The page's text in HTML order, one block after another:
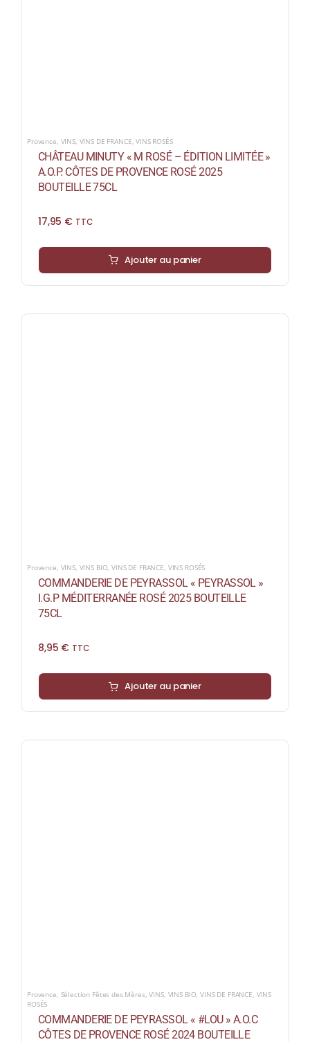
Provence VINS, VINS DE FRANCE ,VINS ROSÉS
CHÂTEAU MINUTY « M ROSÉ – ÉDITION LIMITÉE »
A.O.P. CÔTES DE PROVENCE ROSÉ 2025
BOUTEILLE 75CL
17,95 € TTC
Ajouter au panier
Provence, VINS, VINS BIO,VINS DE FRANCE, VINS ROSÉS
COMMANDERIE DE PEYRASSOL « PEYRASSOL »
I.G.P MÉDITERRANÉE ROSÉ 2025 BOUTEILLE
75CL
8,95 € TTC
Ajouter au panier
Provence, Sélection Fêtes des Mères,VINS, VINS BIO,VINS DE FRANCE, VINS
ROSÉS
COMMANDERIE DE PEYRASSOL « #LOU » A.O.C
CÔTES DE PROVENCE ROSÉ 2024 BOUTEILLE